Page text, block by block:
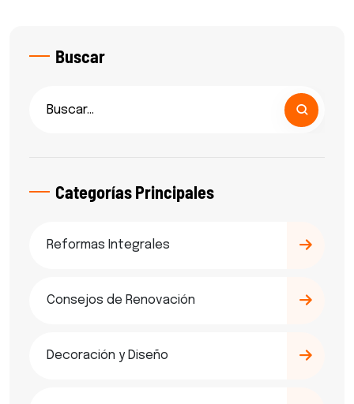
Buscar
Categorías Principales
Reformas Integrales
Consejos de Renovación
Decoración y Diseño